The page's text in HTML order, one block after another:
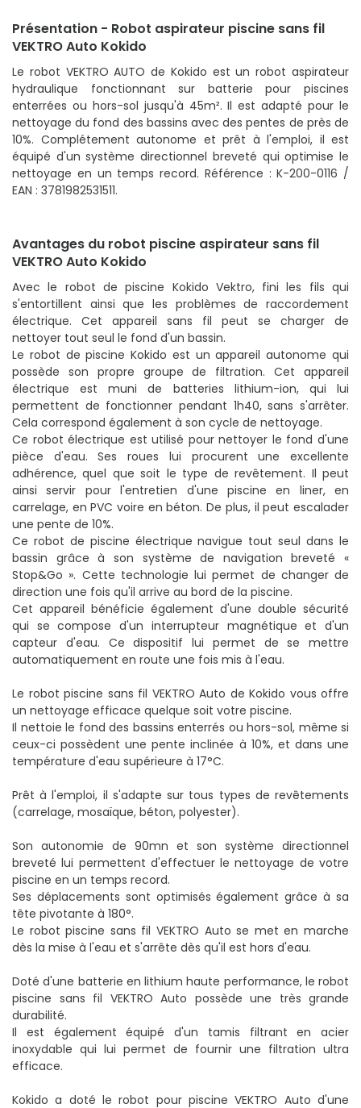
Présentation - Robot aspirateur piscine sans fil
VEKTRO Auto Kokido
Le robot VEKTRO AUTO de Kokido est un robot aspirateur
hydraulique fonctionnant sur batterie pour piscines
enterrées ou hors-sol jusqu'à 45m². Il est adapté pour le
nettoyage du fond des bassins avec des pentes de près de
10%. Complétement autonome et prêt à l'emploi, il est
équipé d'un système directionnel breveté qui optimise le
nettoyage en un temps record. Référence : K-200-0116 /
EAN : 3781982531511.
Avantages du robot piscine aspirateur sans fil
VEKTRO Auto Kokido
Avec le robot de piscine Kokido Vektro, fini les fils qui
s'entortillent ainsi que les problèmes de raccordement
électrique. Cet appareil sans fil peut se charger de
nettoyer tout seul le fond d'un bassin.
Le robot de piscine Kokido est un appareil autonome qui
possède son propre groupe de filtration. Cet appareil
électrique est muni de batteries lithium-ion, qui lui
permettent de fonctionner pendant 1h40, sans s'arrêter.
Cela correspond également à son cycle de nettoyage.
Ce robot électrique est utilisé pour nettoyer le fond d'une
pièce d'eau. Ses roues lui procurent une excellente
adhérence, quel que soit le type de revêtement. Il peut
ainsi servir pour l'entretien d'une piscine en liner, en
carrelage, en PVC voire en béton. De plus, il peut escalader
une pente de 10%.
Ce robot de piscine électrique navigue tout seul dans le
bassin grâce à son système de navigation breveté «
Stop&Go ». Cette technologie lui permet de changer de
direction une fois qu'il arrive au bord de la piscine.
Cet appareil bénéficie également d'une double sécurité
qui se compose d'un interrupteur magnétique et d'un
capteur d'eau. Ce dispositif lui permet de se mettre
automatiquement en route une fois mis à l'eau.
Le robot piscine sans fil VEKTRO Auto de Kokido vous offre
un nettoyage efficace quelque soit votre piscine.
Il nettoie le fond des bassins enterrés ou hors-sol, même si
ceux-ci possèdent une pente inclinée à 10%, et dans une
température d'eau supérieure à 17°C.
Prêt à l'emploi, il s'adapte sur tous types de revêtements
(carrelage, mosaïque, béton, polyester).
Son autonomie de 90mn et son système directionnel
breveté lui permettent d'effectuer le nettoyage de votre
piscine en un temps record.
Ses déplacements sont optimisés également grâce à sa
tête pivotante à 180°.
Le robot piscine sans fil VEKTRO Auto se met en marche
dès la mise à l'eau et s'arrête dès qu'il est hors d'eau.
Doté d'une batterie en lithium haute performance, le robot
piscine sans fil VEKTRO Auto possède une très grande
durabilité.
Il est également équipé d'un tamis filtrant en acier
inoxydable qui lui permet de fournir une filtration ultra
efficace.
Kokido a doté le robot pour piscine VEKTRO Auto d'une